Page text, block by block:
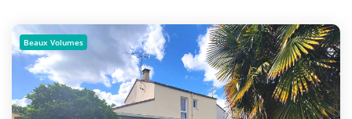
Beaux Volumes